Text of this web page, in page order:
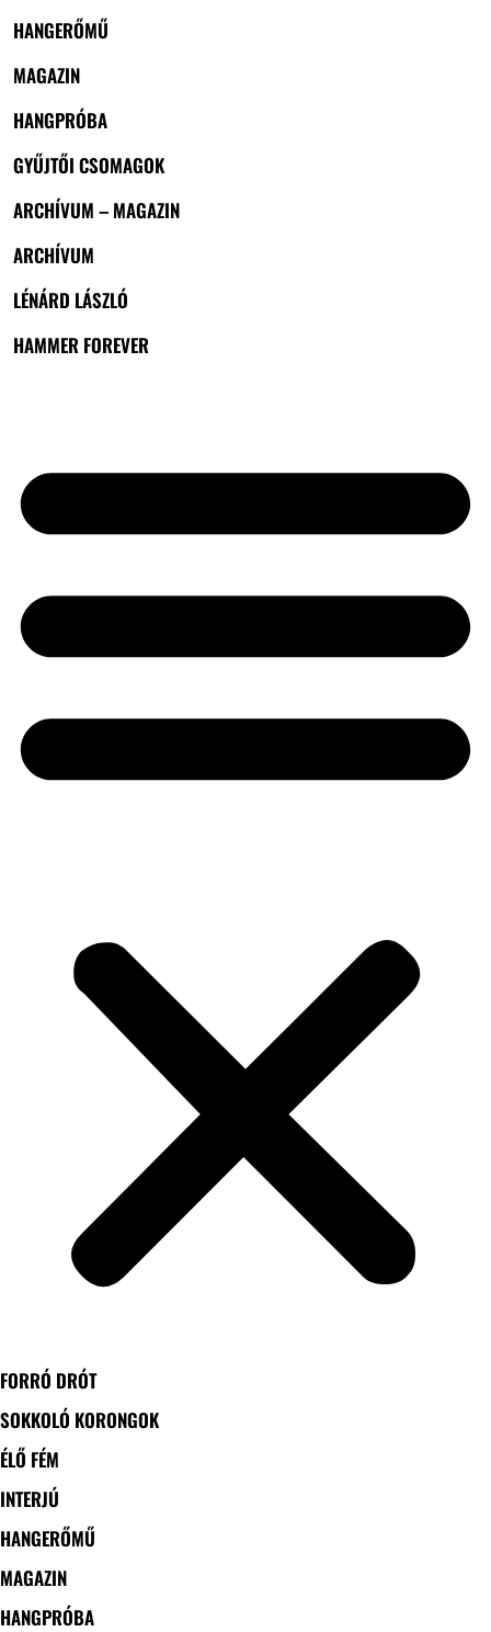
HANGERŐMŰ
MAGAZIN
HANGPRÓBA
GYŰJTŐI CSOMAGOK
ARCHÍVUM – MAGAZIN
ARCHÍVUM
LÉNÁRD LÁSZLÓ
HAMMER FOREVER
FORRÓ DRÓT
SOKKOLÓ KORONGOK
ÉLŐ FÉM
INTERJÚ
HANGERŐMŰ
MAGAZIN
HANGPRÓBA